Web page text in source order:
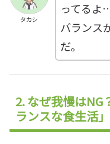
タカシ
ってるよ
バランス
だ。
2. なぜ我慢はNG
ランスな食生活」